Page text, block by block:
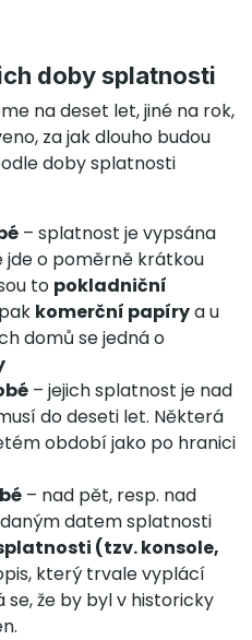
doby splatnosti
na deset let, jiné na rok,
za jak dlouho budou
doby splatnosti
– splatnost je vypsána
jde o poměrně krátkou
to pokladniční
komerční papírya u
domů se jedná o
– jejich splatnost je nad
do deseti let. Některá
období jako po hranici
– nad pět, resp. nad
datem splatnosti
(tzv. konsole,
který trvale vyplácí
se, že by byl v historicky